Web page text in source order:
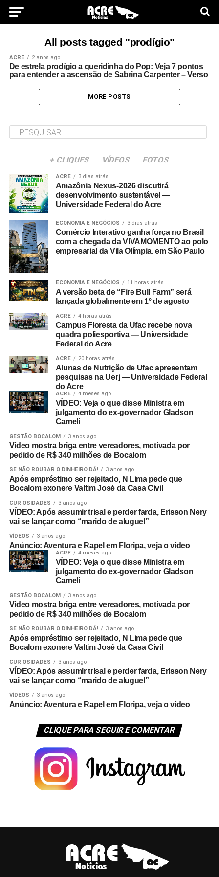
All posts tagged "prodígio"
ACRE 2 anos ago
De estrela prodígio a queridinha do Pop: Veja 7 pontos
para entender a ascensão de Sabrina Carpenter – Verso
MORE POSTS
+ CLIQUES VÍDEOS FOTOS
ACRE 3 dias atrás
Amazônia Nexus-2026 discutirá
desenvolvimento sustentável —
Universidade Federal do Acre
ECONOMIA E NEGÓCIOS 3 dias atrás
Comércio Interativo ganha força no Brasil
com a chegada da VIVAMOMENTO ao polo
empresarial da Vila Olímpia, em São Paulo
ECONOMIA E NEGÓCIOS 11 horas atrás
A versão beta de “Fire Bull Farm” será
lançada globalmente em 1º de agosto
ACRE 4 horas atrás
Campus Floresta da Ufac recebe nova
quadra poliesportiva — Universidade
Federal do Acre
ACRE 20 horas atrás
Alunas de Nutrição de Ufac apresentam
pesquisas na Uerj — Universidade Federal
do Acre
ACRE 4 meses ago
VÍDEO: Veja o que disse Ministra em
julgamento do ex-governador Gladson
Cameli
GESTÃO BOCALOM 3 anos ago
Vídeo mostra briga entre vereadores, motivada por
pedido de R$ 340 milhões de Bocalom
SE NÃO ROUBAR O DINHEIRO DÁ! 3 anos ago
Após empréstimo ser rejeitado, N Lima pede que
Bocalom exonere Valtim José da Casa Civil
CURIOSIDADES 3 anos ago
VÍDEO: Após assumir trisal e perder farda, Erisson Nery
vai se lançar como “marido de aluguel”
VÍDEOS 3 anos ago
Anúncio: Aventura e Rapel em Floripa, veja o vídeo
ACRE 4 meses ago
VÍDEO: Veja o que disse Ministra em
julgamento do ex-governador Gladson
Cameli
GESTÃO BOCALOM 3 anos ago
Vídeo mostra briga entre vereadores, motivada por
pedido de R$ 340 milhões de Bocalom
SE NÃO ROUBAR O DINHEIRO DÁ! 3 anos ago
Após empréstimo ser rejeitado, N Lima pede que
Bocalom exonere Valtim José da Casa Civil
CURIOSIDADES 3 anos ago
VÍDEO: Após assumir trisal e perder farda, Erisson Nery
vai se lançar como “marido de aluguel”
VÍDEOS 3 anos ago
Anúncio: Aventura e Rapel em Floripa, veja o vídeo
CLIQUE PARA SEGUIR E COMENTAR